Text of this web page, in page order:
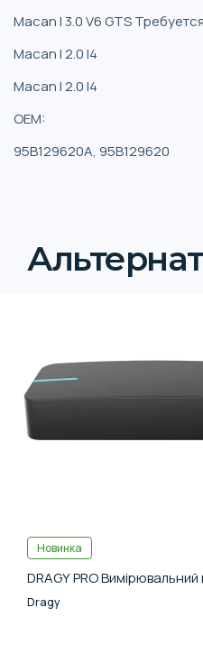
Macan I 3.0 V6 GTS
Macan I 2.0 I4
Macan I 2.0 I4
OEM:
95B129620A, 95B129620
Новинка
DRAGY PRO Вимірювальний
Dragy